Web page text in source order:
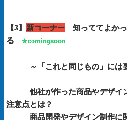
【3】 新コーナー 知っててよか
る★comingsoon
～「これと同じもの」には要
他社が作った商品やデザイン
注意点とは？
商品開発やデザイン制作に関